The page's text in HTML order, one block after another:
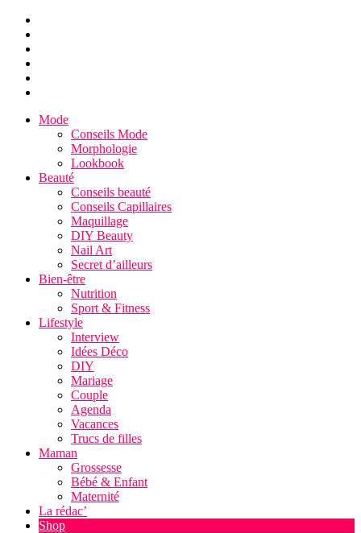
Mode
Conseils Mode
Morphologie
Lookbook
Beauté
Conseils beauté
Conseils Capillaires
Maquillage
DIY Beauty
Nail Art
Secret d’ailleurs
Bien-être
Nutrition
Sport & Fitness
Lifestyle
Interview
Idées Déco
DIY
Mariage
Couple
Agenda
Vacances
Trucs de filles
Maman
Grossesse
Bébé & Enfant
Maternité
La rédac’
Shop